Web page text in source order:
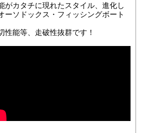
がカタチに現れたスタイル、進化し
ーソドックス・フィッシングボート
性能等、走破性抜群です！